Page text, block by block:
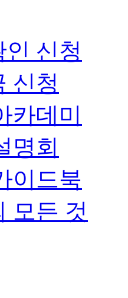
신청
신청
카데미
명회
이드북
모든 것